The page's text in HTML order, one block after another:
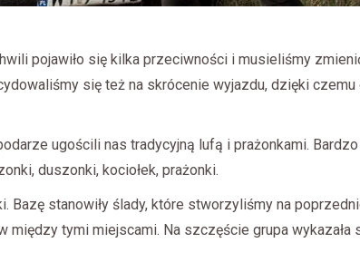
pojawiło się kilka przeciwności i musieliśmy
się też na skrócenie wyjazdu, dzięki czemu
ugościli nas tradycyjną lufą i prażonkami.
duszonki, kociołek, prażonki.
stanowiły ślady, które stworzyliśmy na
między tymi miejscami. Na szczęście grupa wykazała